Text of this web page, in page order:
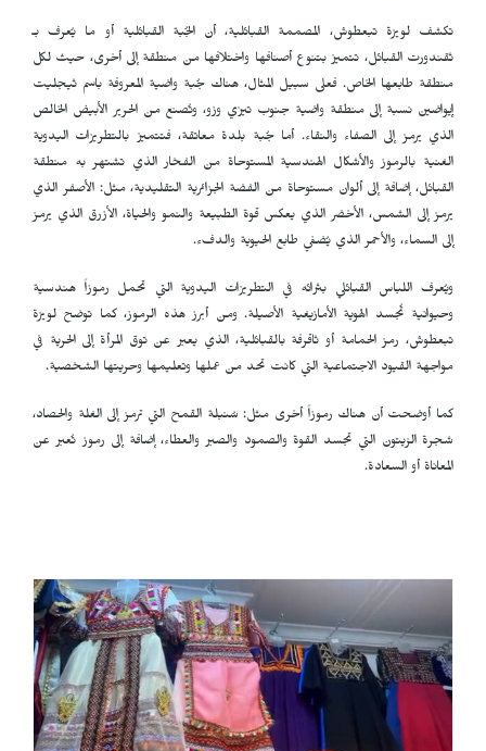
تكشف لويزة تبعطوش، المصممة القبائلية، أن الجُبة القبائلية أو ما يُعرف بـ
ثقندورت القبائل، تتميز بتنوع أصنافها واختلافها من منطقة إلى أخرى، حيث لكل
منطقة طابعها الخاص. فعلى سبيل المثال، هناك جُبة واضية المعروفة باسم ثيجليت
إيواضين نسبة إلى منطقة واضية جنوب تيزي وزو، وتُصنع من الحرير الأبيض الخالص
الذي يرمز إلى الصفاء والنقاء. أما جُبة بلدة معاتقة، فتتميز بالتطريزات اليدوية
الغنية بالرموز والأشكال الهندسية المستوحاة من الفخار الذي تشتهر به منطقة
القبائل، إضافة إلى ألوان مستوحاة من الفضة الجزائرية التقليدية، مثل: الأصفر الذي
يرمز إلى الشمس، الأخضر الذي يعكس قوة الطبيعة والنمو والحياة، الأزرق الذي يرمز
إلى السماء، والأحمر الذي يُضفي طابع الحيوية والدفء.
ويُعرف اللباس القبائلي بثرائه في التطريزات اليدوية التي تحمل رموزاً هندسية
وحيوانية تُجسد الهوية الأمازيغية الأصيلة. ومن أبرز هذه الرموز، كما توضح لويزة
تبعطوش، رمز الحمامة أو ثاقرفة بالقبائلية، الذي يعبر عن توق المرأة إلى الحرية في
مواجهة القيود الاجتماعية التي كانت تحد من عملها وتعليمها وحريتها الشخصية.
كما أوضحت أن هناك رموزاً أخرى مثل: سُنبلة القمح التي ترمز إلى الغلة والحصاد،
شجرة الزيتون التي تجسد القوة والصمود والصبر والعطاء، إضافة إلى رموز تُعبر عن
المعاناة أو السعادة.